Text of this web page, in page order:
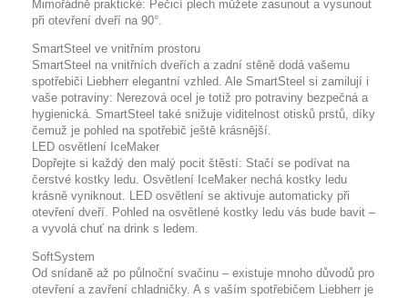
Mimořádně praktické: Pečicí plech můžete zasunout a vysunout
při otevření dveří na 90°.
SmartSteel ve vnitřním prostoru
SmartSteel na vnitřních dveřích a zadní stěně dodá vašemu
spotřebiči Liebherr elegantní vzhled. Ale SmartSteel si zamilují i
vaše potraviny: Nerezová ocel je totiž pro potraviny bezpečná a
hygienická. SmartSteel také snižuje viditelnost otisků prstů, díky
čemuž je pohled na spotřebič ještě krásnější.
LED osvětlení IceMaker
Dopřejte si každý den malý pocit štěstí: Stačí se podívat na
čerstvé kostky ledu. Osvětlení IceMaker nechá kostky ledu
krásně vyniknout. LED osvětlení se aktivuje automaticky při
otevření dveří. Pohled na osvětlené kostky ledu vás bude bavit –
a vyvolá chuť na drink s ledem.
SoftSystem
Od snídaně až po půlnoční svačinu – existuje mnoho důvodů pro
otevření a zavření chladničky. A s vaším spotřebičem Liebherr je